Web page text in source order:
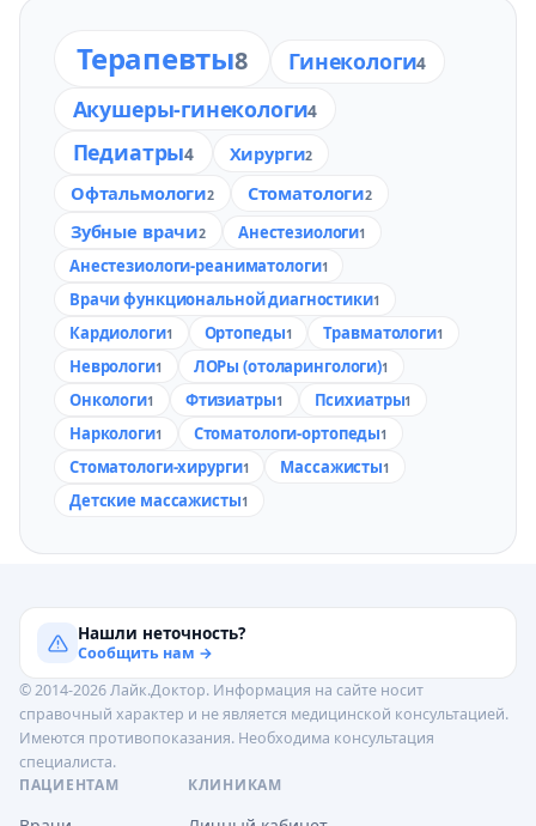
Терапевты8 Гинекологи4
Акушеры-гинекологи4
Педиатры4 Хирурги2
Офтальмологи2 Стоматологи2
Зубные врачи2 Анестезиологи1
Анестезиологи-реаниматологи1
Врачи функциональной диагностики1
Кардиологи1 Ортопеды1 Травматологи1
Неврологи1 ЛОРы (отоларингологи)1
Онкологи1 Фтизиатры1 Психиатры1
Наркологи1 Стоматологи-ортопеды1
Стоматологи-хирурги1 Массажисты1
Детские массажисты1
Нашли неточность?
Сообщить нам →
© 2014-2026 Лайк.Доктор. Информация на сайте носит
справочный характер и не является медицинской консультацией.
Имеются противопоказания. Необходима консультация
специалиста.
ПАЦИЕНТАМ
КЛИНИКАМ